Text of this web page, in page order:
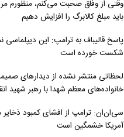
وقتی از وفاق صحبت می‌کنم، منظورم
باید مبلغ کالابرگ را افزایش دهیم
پاسخ قالیباف به ترامپ: این دیپلماسی
شکست خورده است
لحظاتی منتشر نشده از دیدارهای
خانواده‌های معظم شهدا با رهبر شهید
سی‌ان‌ان: ترامپ از افشای کمبود
آمریکا خشمگین است